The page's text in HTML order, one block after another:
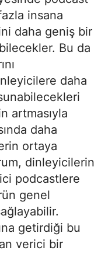
insana
daha geniş bir
Bu da
daha
artmasıyla
daha
ortaya
dinleyicilerin
podcastlere
genel
getirdiği bu
verici bir